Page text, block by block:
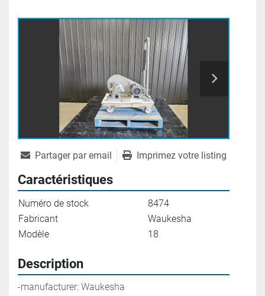
Partager par email Imprimez votre listing
Caractéristiques
Numéro de stock
8474
Fabricant
Waukesha
Modèle
18
Description
-manufacturer: Waukesha